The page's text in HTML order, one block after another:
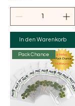
In den Warenkorb
Pack Chance